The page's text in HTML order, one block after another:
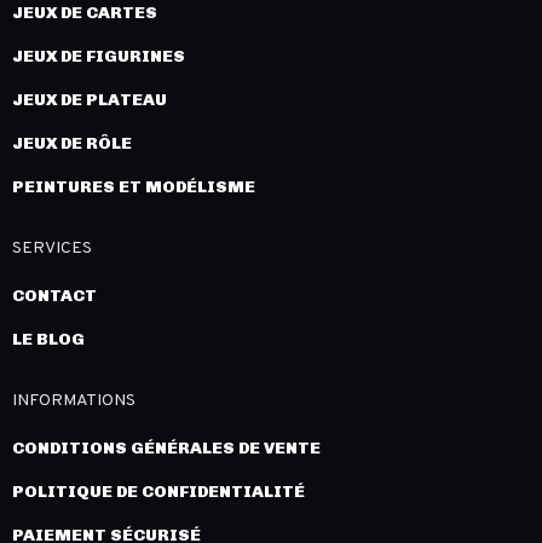
JEUX DE CARTES
JEUX DE FIGURINES
JEUX DE PLATEAU
JEUX DE RÔLE
PEINTURES ET MODÉLISME
SERVICES
CONTACT
LE BLOG
INFORMATIONS
CONDITIONS GÉNÉRALES DE VENTE
POLITIQUE DE CONFIDENTIALITÉ
PAIEMENT SÉCURISÉ